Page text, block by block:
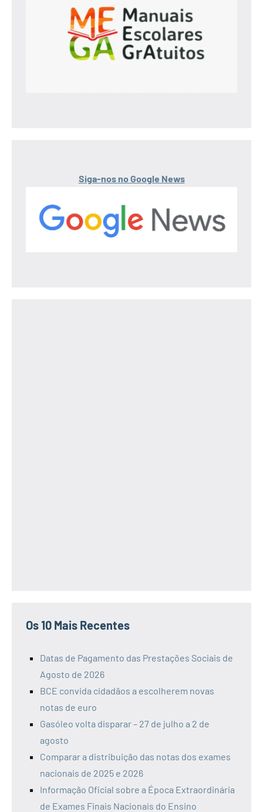
Siga-nos no Google News
Os 10 Mais Recentes
Datas de Pagamento das Prestações Sociais de
Agosto de 2026
BCE convida cidadãos a escolherem novas
notas de euro
Gasóleo volta disparar – 27 de julho a 2 de
agosto
Comparar a distribuição das notas dos exames
nacionais de 2025 e 2026
Informação Oficial sobre a Época Extraordinária
de Exames Finais Nacionais do Ensino